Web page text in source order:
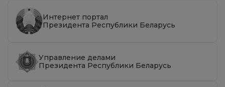
Интернет портал
Президента Республики Беларусь
Управление делами
Президента Республики Беларусь